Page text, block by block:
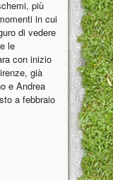
più
in cui
di vedere
le
con inizio
già
e Andrea
a febbraio